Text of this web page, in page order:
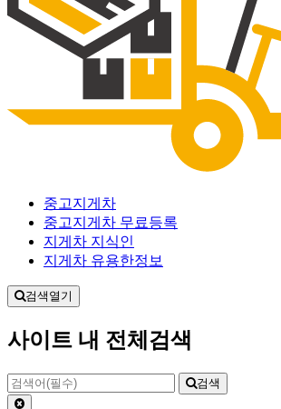
중고지게차
중고지게차 무료등록
지게차 지식인
지게차 유용한정보
검색열기
사이트 내 전체검색
검색